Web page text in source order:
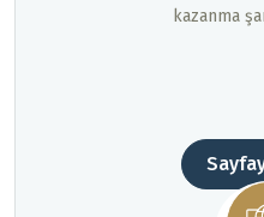
kazanma